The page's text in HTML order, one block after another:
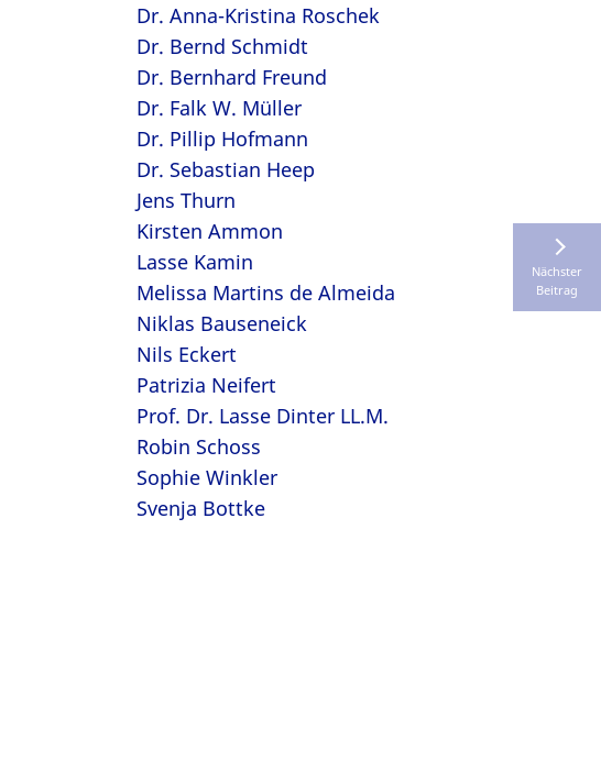
Nächster
Beitrag
Dr. Anna-Kristina Roschek
Dr. Bernd Schmidt
Dr. Bernhard Freund
Dr. Falk W. Müller
Dr. Pillip Hofmann
Dr. Sebastian Heep
Jens Thurn
Kirsten Ammon
Lasse Kamin
Melissa Martins de Almeida
Niklas Bauseneick
Nils Eckert
Patrizia Neifert
Prof. Dr. Lasse Dinter LL.M.
Robin Schoss
Sophie Winkler
Svenja Bottke